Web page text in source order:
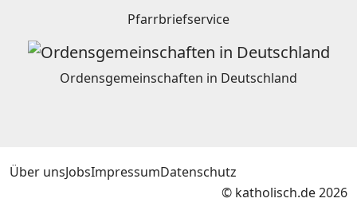
Pfarrbriefservice
Ordensgemeinschaften in Deutschland
Über unsJobsImpressumDatenschutz
© katholisch.de 2026